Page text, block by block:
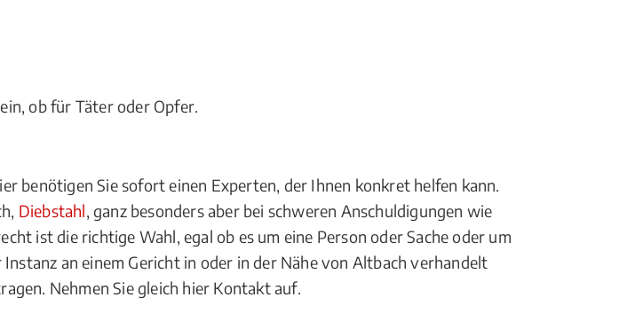
ob für Täter oder Opfer.
benötigen Sie sofort einen Experten, der Ihnen konkret helfen kann.
Diebstahl, ganz besonders aber bei schweren Anschuldigungen wie
ist die richtige Wahl, egal ob es um eine Person oder Sache oder um
an einem Gericht in oder in der Nähe von Altbach verhandelt
Nehmen Sie gleich hier Kontakt auf.